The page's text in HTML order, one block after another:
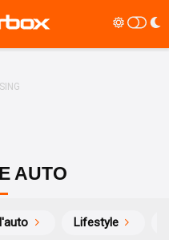
AUTO
Lifestyle